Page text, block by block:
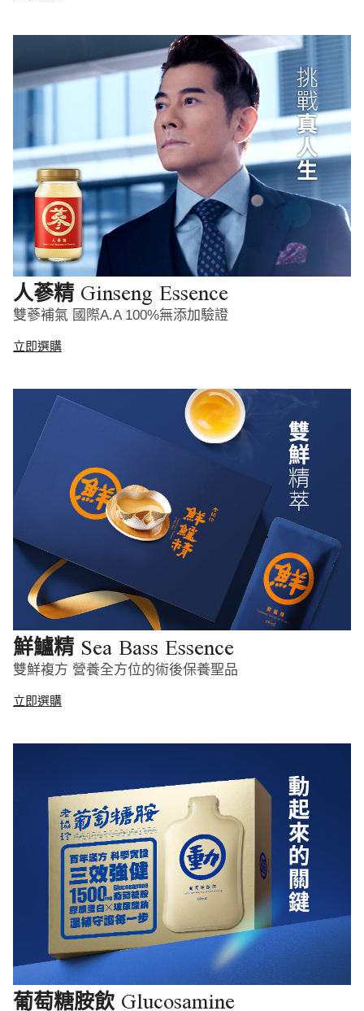
人蔘精 Ginseng Essence
雙蔘補氣 國際A.A 100%無添加驗證
立即選購
鮮鱸精 Sea Bass Essence
雙鮮複方 營養全方位的術後保養聖品
立即選購
葡萄糖胺飲